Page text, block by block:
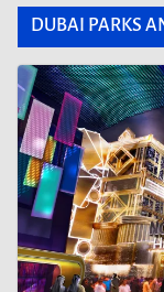
DUBAI PARKS